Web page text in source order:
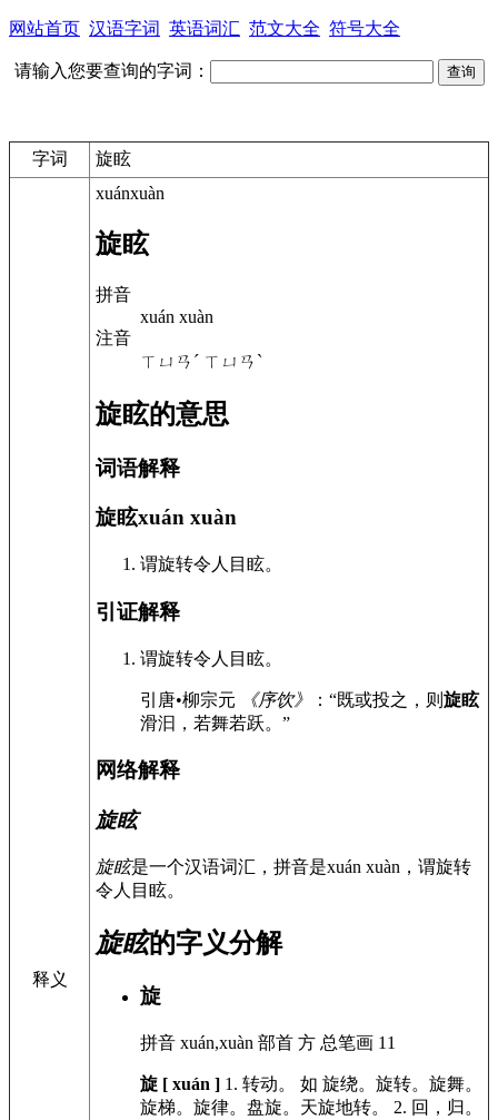
网站首页 汉语字词 英语词汇 范文大全 符号大全
请输入您要查询的字词：
字词 旋眩
释义
xuánxuàn
旋眩
拼音
xuán xuàn
注音
ㄒㄩㄢˊ ㄒㄩㄢˋ
旋眩的意思
词语解释
旋眩xuán xuàn
谓旋转令人目眩。
引证解释
谓旋转令人目眩。
引 唐•柳宗元 《序饮》 ：“既或投之，则 旋眩
滑汩，若舞若跃。”
网络解释
旋眩
旋眩是一个汉语词汇，拼音是xuán xuàn，谓旋转
令人目眩。
旋眩的字义分解
旋
拼音 xuán,xuàn 部首 方 总笔画 11
旋 [ xuán ] 1. 转动。 如 旋绕。旋转。旋舞。
旋梯。旋律。盘旋。天旋地转。
2. 回，归。